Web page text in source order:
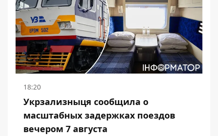
18:20
Укрзализныця сообщила о
масштабных задержках поездов
вечером 7 августа